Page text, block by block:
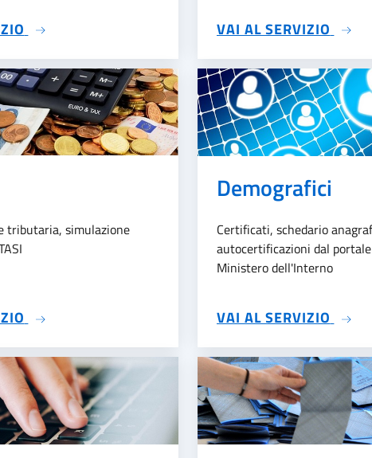
SU SUAP VAI AL SERVIZIO SU
tributaria, simulazione
SU TRIBUTI
Demografici
Certificati, schedario
autocertificazioni dal
Ministero dell'Interno
VAI AL SERVIZIO SU